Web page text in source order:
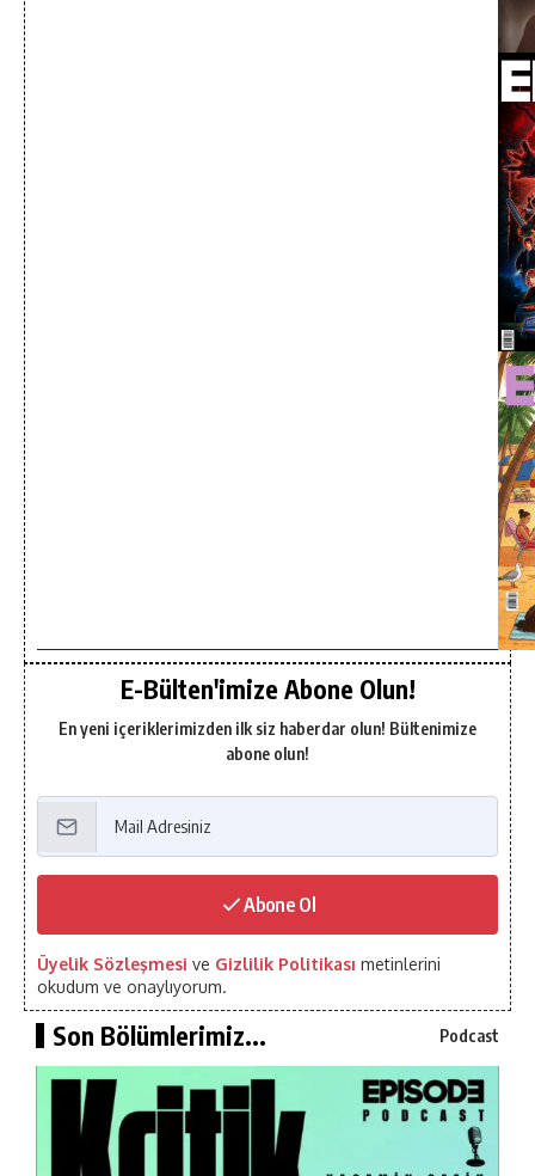
E-Bülten'imize Abone Olun!
En yeni içeriklerimizden ilk siz haberdar olun! Bültenimize
abone olun!
Abone Ol
Üyelik Sözleşmesi ve Gizlilik Politikası metinlerini
okudum ve onaylıyorum.
Son Bölümlerimiz... Podcast